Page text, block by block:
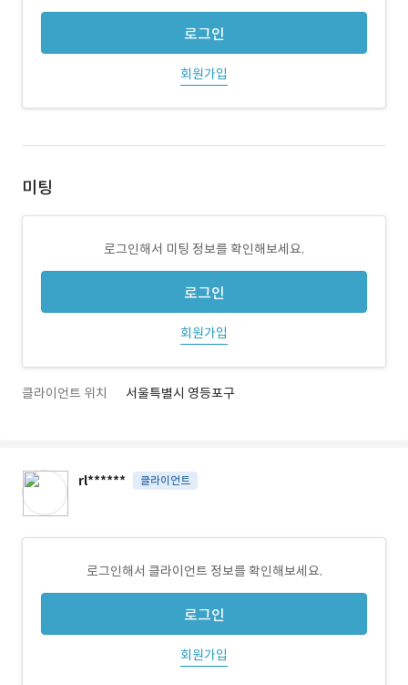
로그인
회원가입
미팅
로그인해서 미팅 정보를 확인해보세요.
로그인
회원가입
클라이언트 위치 서울특별시 영등포구
rl****** 클라이언트
로그인해서 클라이언트 정보를 확인해보세요.
로그인
회원가입